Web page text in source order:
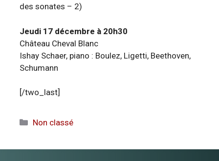
des sonates – 2)
Jeudi 17 décembre à 20h30
Château Cheval Blanc
Ishay Schaer, piano : Boulez, Ligetti, Beethoven,
Schumann
[/two_last]
Catégories
Non classé